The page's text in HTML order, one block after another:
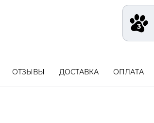
ОТЗЫВЫ ДОСТАВКА ОПЛАТА